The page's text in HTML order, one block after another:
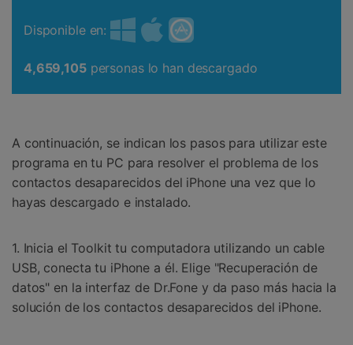
Disponible en:
4,659,105personas lo han descargado
A continuación, se indican los pasos para utilizar este
programa en tu PC para resolver el problema de los
contactos desaparecidos del iPhone una vez que lo
hayas descargado e instalado.
1. Inicia el Toolkit tu computadora utilizando un cable
USB, conecta tu iPhone a él. Elige "Recuperación de
datos" en la interfaz de Dr.Fone y da paso más hacia la
solución de los contactos desaparecidos del iPhone.